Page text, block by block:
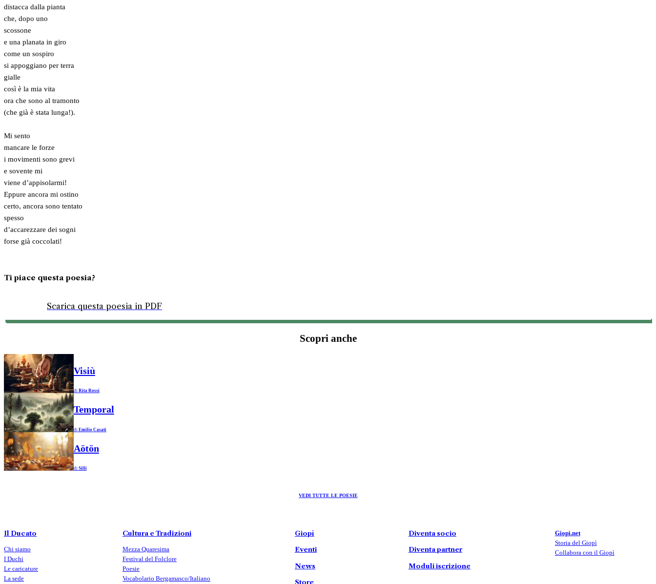
distacca dalla pianta
che, dopo uno
scossone
e una planata in giro
come un sospiro
si appoggiano per terra
gialle
così è la mia vita
ora che sono al tramonto
(che già è stata lunga!).
Mi sento
mancare le forze
i movimenti sono grevi
e sovente mi
viene d’appisolarmi!
Eppure ancora mi ostino
certo, ancora sono tentato
spesso
d’accarezzare dei sogni
forse già coccolati!
Ti piace questa poesia?
Scarica questa poesia in PDF
Scopri anche
Visiù
di Rita Rossi
Temporal
di Emilio Casati
Aötön
di Silli
VEDI TUTTE LE POESIE
Il Ducato
Chi siamo
I Duchi
Le caricature
La sede
Cultura e Tradizioni
Mezza Quaresima
Festival del Folclore
Poesie
Vocabolario Bergamasco/Italiano
Giopì
Eventi
News
Store
Diventa socio
Diventa partner
Moduli iscrizione
Giopì.net
Storia del Giopì
Collabora con il Giopì